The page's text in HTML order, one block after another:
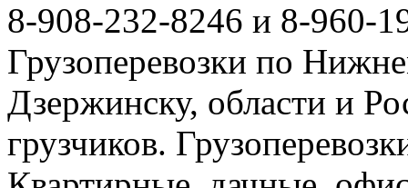
8-908-232-8246 и 8-960-
Грузоперевозки по
Дзержинску, области и
грузчиков.